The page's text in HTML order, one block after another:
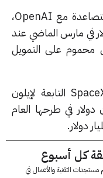
تأتي هذه التطورات في ظل منافسة متصاعدة مع OpenAI،
دولار في مارس الماضي عند
محموم على التمويل
وفي سياق متصل، تستهدف شركة SpaceX التابعة لإيلون
تريليون دولار في طرحها العام
أسبوع
التقنية والأعمال في